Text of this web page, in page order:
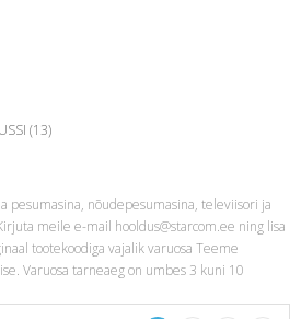
(13)
pesumasina, nõudepesumasina, televiisori ja
meile e-mail hooldus@starcom.ee ning lisa
tootekoodiga vajalik varuosa Teeme
Varuosa tarneaeg on umbes 3 kuni 10